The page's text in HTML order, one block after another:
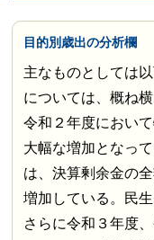
目的別歳出の分析欄
主なものとしては
については、概ね
令和２年度におい
大幅な増加となっ
は、決算剰余金の
増加している。民
さらに令和３年度